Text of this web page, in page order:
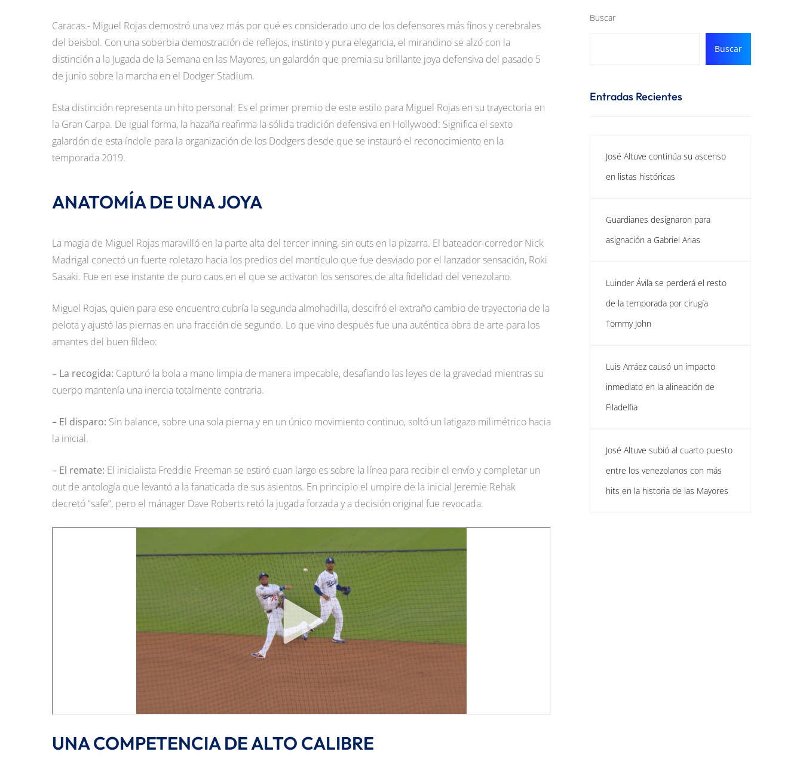
Caracas.- Miguel Rojas demostró una vez más por qué es considerado uno de los defensores más finos y cerebrales
del beisbol. Con una soberbia demostración de reflejos, instinto y pura elegancia, el mirandino se alzó con la
distinción a la Jugada de la Semana en las Mayores, un galardón que premia su brillante joya defensiva del pasado 5
de junio sobre la marcha en el Dodger Stadium.
Esta distinción representa un hito personal: Es el primer premio de este estilo para Miguel Rojas en su trayectoria en
la Gran Carpa. De igual forma, la hazaña reafirma la sólida tradición defensiva en Hollywood: Significa el sexto
galardón de esta índole para la organización de los Dodgers desde que se instauró el reconocimiento en la
temporada 2019.
ANATOMÍA DE UNA JOYA
La magia de Miguel Rojas maravilló en la parte alta del tercer inning, sin outs en la pizarra. El bateador-corredor Nick
Madrigal conectó un fuerte roletazo hacia los predios del montículo que fue desviado por el lanzador sensación, Roki
Sasaki. Fue en ese instante de puro caos en el que se activaron los sensores de alta fidelidad del venezolano.
Miguel Rojas, quien para ese encuentro cubría la segunda almohadilla, descifró el extraño cambio de trayectoria de la
pelota y ajustó las piernas en una fracción de segundo. Lo que vino después fue una auténtica obra de arte para los
amantes del buen fildeo:
– La recogida: Capturó la bola a mano limpia de manera impecable, desafiando las leyes de la gravedad mientras su
cuerpo mantenía una inercia totalmente contraria.
– El disparo: Sin balance, sobre una sola pierna y en un único movimiento continuo, soltó un latigazo milimétrico hacia
la inicial.
– El remate: El inicialista Freddie Freeman se estiró cuan largo es sobre la línea para recibir el envío y completar un
out de antología que levantó a la fanaticada de sus asientos. En principio el umpire de la inicial Jeremie Rehak
decretó “safe”, pero el mánager Dave Roberts retó la jugada forzada y a decisión original fue revocada.
UNA COMPETENCIA DE ALTO CALIBRE
Buscar
Buscar
Entradas Recientes
José Altuve continúa su ascenso
en listas históricas
Guardianes designaron para
asignación a Gabriel Arias
Luinder Ávila se perderá el resto
de la temporada por cirugía
Tommy John
Luis Arráez causó un impacto
inmediato en la alineación de
Filadelfia
José Altuve subió al cuarto puesto
entre los venezolanos con más
hits en la historia de las Mayores